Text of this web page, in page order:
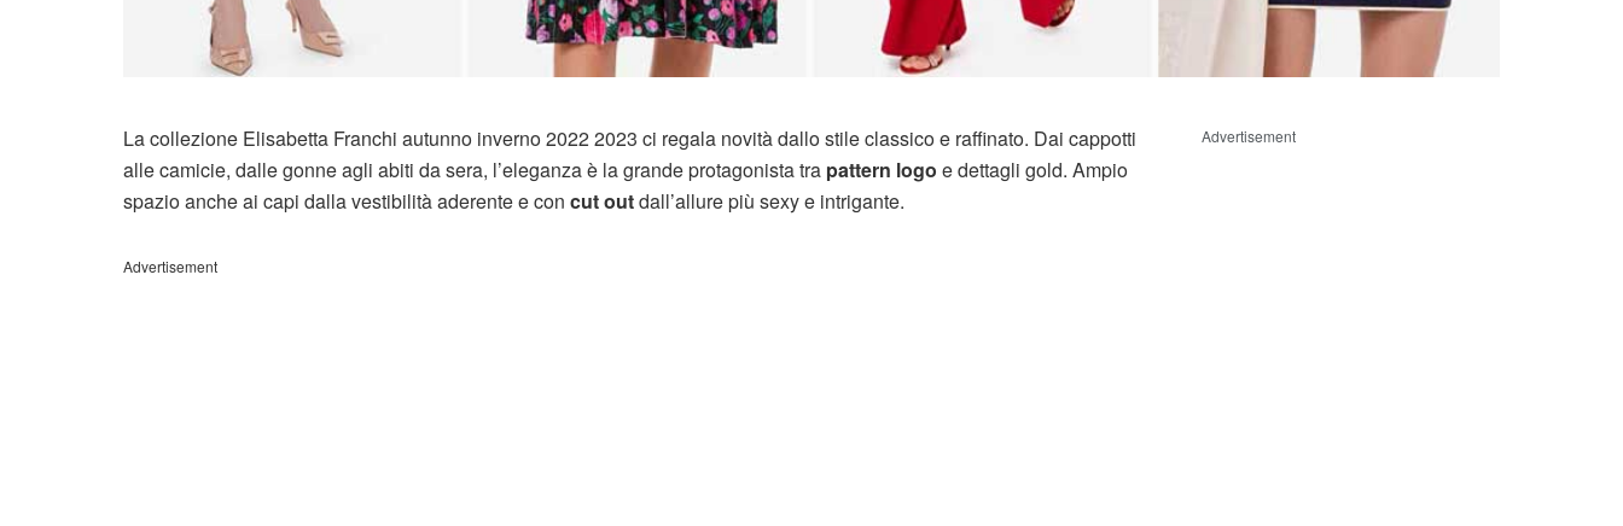
La collezione Elisabetta Franchi autunno inverno 2022 2023 ci regala novità dallo stile classico e raffinato. Dai cappotti
alle camicie, dalle gonne agli abiti da sera, l’eleganza è la grande protagonista tra pattern logo e dettagli gold. Ampio
spazio anche ai capi dalla vestibilità aderente e con cut outdall’allure più sexy e intrigante.
Advertisement
Advertisement